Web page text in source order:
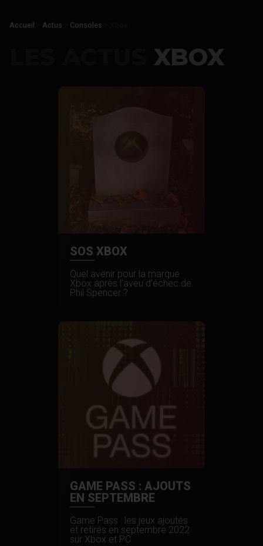
Accueil Actus Consoles
XBOX
SOS XBOX
Quel avenir pour la marque
Xbox après l’aveu d’échec de
Phil Spencer ?
GAME PASS : AJOUTS
EN SEPTEMBRE
Game Pass : les jeux ajoutés
et retirés en septembre 2022
sur Xbox et PC